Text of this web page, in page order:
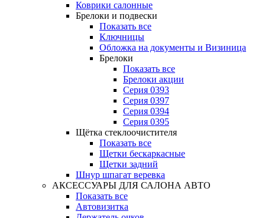
Коврики салонные
Брелоки и подвески
Показать все
Ключницы
Обложка на документы и Визиница
Брелоки
Показать все
Брелоки акции
Серия 0393
Серия 0397
Серия 0394
Серия 0395
Щётка стеклоочистителя
Показать все
Щетки бескаркасные
Щетки задний
Шнур шпагат веревка
АКСЕССУАРЫ ДЛЯ САЛОНА АВТО
Показать все
Автовизитка